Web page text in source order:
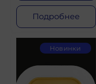
Подробнее
Новинки